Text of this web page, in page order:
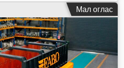
Мал оглас